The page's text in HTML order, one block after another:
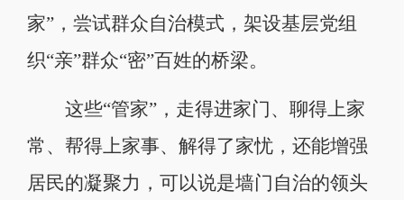
家”，尝试群众自治模式，架设基层党组
织“亲”群众“密”百姓的桥梁。
这些“管家”，走得进家门、聊得上家
常、帮得上家事、解得了家忧，还能增强
居民的凝聚力，可以说是墙门自治的领头